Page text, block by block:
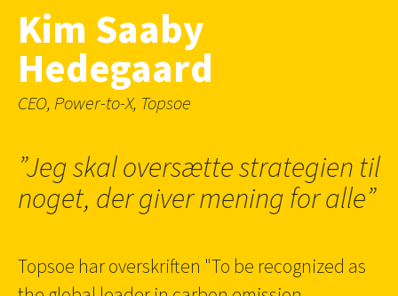
Kim Saaby
Hedegaard
CEO, Power-to-X, Topsoe
”Jeg skal oversætte strategien til
noget, der giver mening for alle”
Topsoe har overskriften "To be recognized as